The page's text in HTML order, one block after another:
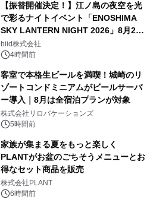
【振替開催決定！】江ノ島の夜空を光
で彩るナイトイベント「ENOSHIMA
SKY LANTERN NIGHT 2026」8月22
日(土)振替開催＆受付スタート！
biid株式会社
4時間前
客室で本格生ビールを満喫！城崎のリ
ゾートコンドミニアムがビールサーバ
ー導入｜8月は全宿泊プランが対象
株式会社リロバケーションズ
5時間前
家族が集まる夏をもっと楽しく
PLANTがお盆のごちそうメニューとお
得なセット商品を販売
株式会社PLANT
6時間前